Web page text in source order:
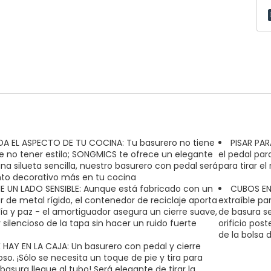
EL ASPECTO DE TU COCINA: Tu basurero no tiene
no tener estilo; SONGMICS te ofrece un elegante
silueta sencilla, nuestro basurero con pedal será
decorativo más en tu cocina
PISAR
el pedal
para tirar el
UN LADO SENSIBLE: Aunque está fabricado con un
de metal rígido, el contenedor de reciclaje aporta
y paz - el amortiguador asegura un cierre suave,
de la tapa sin hacer un ruido fuerte
CUBOS
extraíble
de basura
orificio
de la bolsa
HAY EN LA CAJA: Un basurero con pedal y cierre
¡Sólo se necesita un toque de pie y tira para